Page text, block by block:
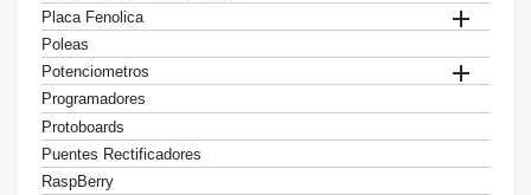
Placa Fenolica

Poleas
Potenciometros

Programadores
Protoboards
Puentes Rectificadores
RaspBerry